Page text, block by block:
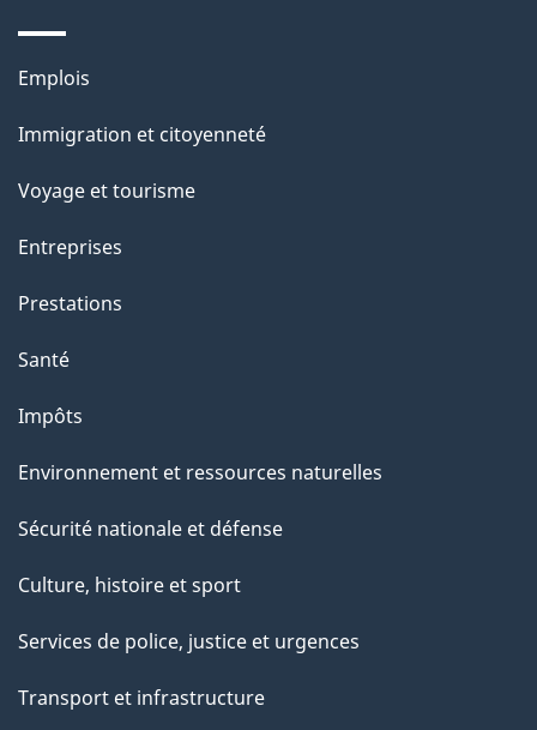
l
a
a
g
"
Thèmes
sujets
Emplois
Immigration et citoyenneté
Voyage et tourisme
Entreprises
Prestations
Santé
Impôts
Environnement et ressources naturelles
Sécurité nationale et défense
Culture, histoire et sport
Services de police, justice et urgences
Transport et infrastructure